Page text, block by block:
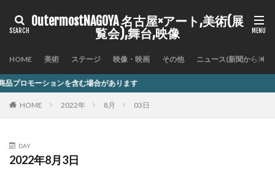
OutermostNAGOYA 名古屋×アート,美術(展
覧会),舞台,映像
HOME 美術 ステージ 映像・映画 その他 ニュース(新聞から)
む場合があります
HOME 2022年 8月 03日
DAY
2022年8月3日